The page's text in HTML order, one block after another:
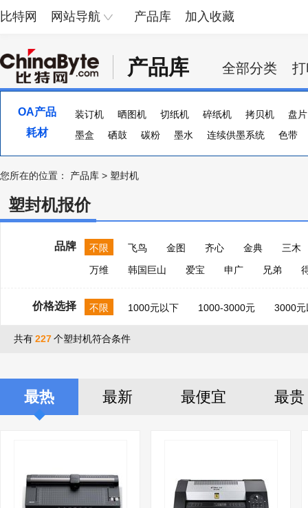
比特网 网站导航 产品库 加入收藏
产品库 全部分类
OA产品 装订机 晒图机 切纸机 碎纸机 拷贝机
盘片
UPS电源
稳压电源
耗材 墨盒 硒鼓 碳粉 墨水 连续供墨系统 色带
您所在的位置： 产品库 > 塑封机
塑封机报价
品牌 不限 飞鸟 金图 齐心 金典
三木
万维
韩国巨山 爱宝 申广 兄弟
价格选择 不限 1000元以下 1000-3000元 3000元
共有227个塑封机符合条件
最热 最新 最便宜 最贵